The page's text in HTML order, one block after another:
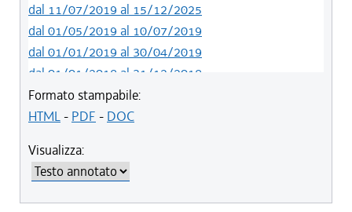
dal 11/07/2019 al 15/12/2025
dal 01/05/2019 al 10/07/2019
dal 01/01/2019 al 30/04/2019
dal 01/01/2018 al 31/12/2018
dal 18/05/2017 al 31/12/2017
dal 15/04/2017 al 17/05/2017
dal 01/01/2017 al 08/01/2017
dal 15/12/2016 al 31/12/2016
dal 13/04/2016 al 14/12/2016
Formato stampabile:
HTML- PDF - DOC
Visualizza: